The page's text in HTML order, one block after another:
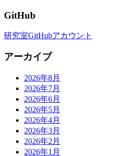
GitHub
研究室GitHubアカウント
アーカイブ
2026年8月
2026年7月
2026年6月
2026年5月
2026年4月
2026年3月
2026年2月
2026年1月